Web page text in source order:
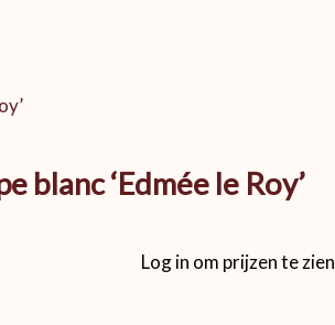
blanc ‘Edmée le Roy’
Log in om prijzen te zien